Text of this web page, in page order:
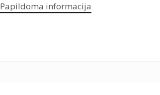
Papildoma informacija